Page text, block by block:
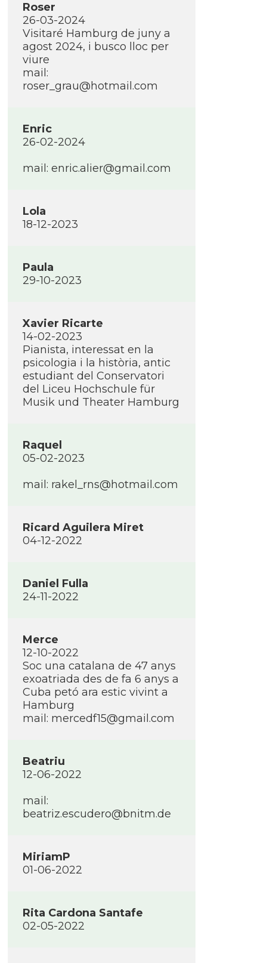
Roser
26-03-2024
Visitaré Hamburg de juny a
agost 2024, i busco lloc per
viure
mail:
roser_grau@hotmail.com
Enric
26-02-2024
mail: enric.alier@gmail.com
Lola
18-12-2023
Paula
29-10-2023
Xavier Ricarte
14-02-2023
Pianista, interessat en la
psicologia i la història, antic
estudiant del Conservatori
del Liceu Hochschule für
Musik und Theater Hamburg
Raquel
05-02-2023
mail: rakel_rns@hotmail.com
Ricard Aguilera Miret
04-12-2022
Daniel Fulla
24-11-2022
Merce
12-10-2022
Soc una catalana de 47 anys
exoatriada des de fa 6 anys a
Cuba petó ara estic vivint a
Hamburg
mail: mercedf15@gmail.com
Beatriu
12-06-2022
mail:
beatriz.escudero@bnitm.de
MiriamP
01-06-2022
Rita Cardona Santafe
02-05-2022